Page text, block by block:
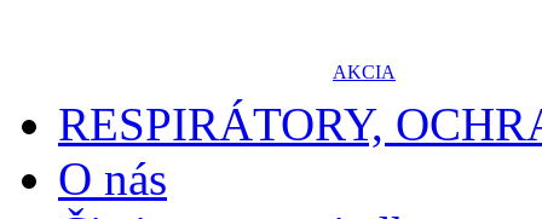
AKCIA
RESPIRÁTORY,
O nás